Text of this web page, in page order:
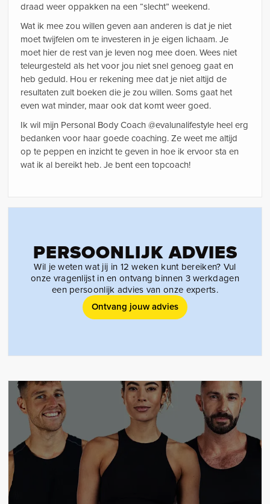
draad weer oppakken na een “slecht” weekend.
Wat ik mee zou willen geven aan anderen is dat je niet
moet twijfelen om te investeren in je eigen lichaam. Je
moet hier de rest van je leven nog mee doen. Wees niet
teleurgesteld als het voor jou niet snel genoeg gaat en
heb geduld. Hou er rekening mee dat je niet altijd de
resultaten zult boeken die je zou willen. Soms gaat het
even wat minder, maar ook dat komt weer goed.
Ik wil mijn Personal Body Coach @evalunalifestyle heel erg
bedanken voor haar goede coaching. Ze weet me altijd
op te peppen en inzicht te geven in hoe ik ervoor sta en
wat ik al bereikt heb. Je bent een topcoach!
PERSOONLIJK ADVIES
Wil je weten wat jij in 12 weken kunt bereiken? Vul
onze vragenlijst in en ontvang binnen 3 werkdagen
een persoonlijk advies van onze experts.
Ontvang jouw advies